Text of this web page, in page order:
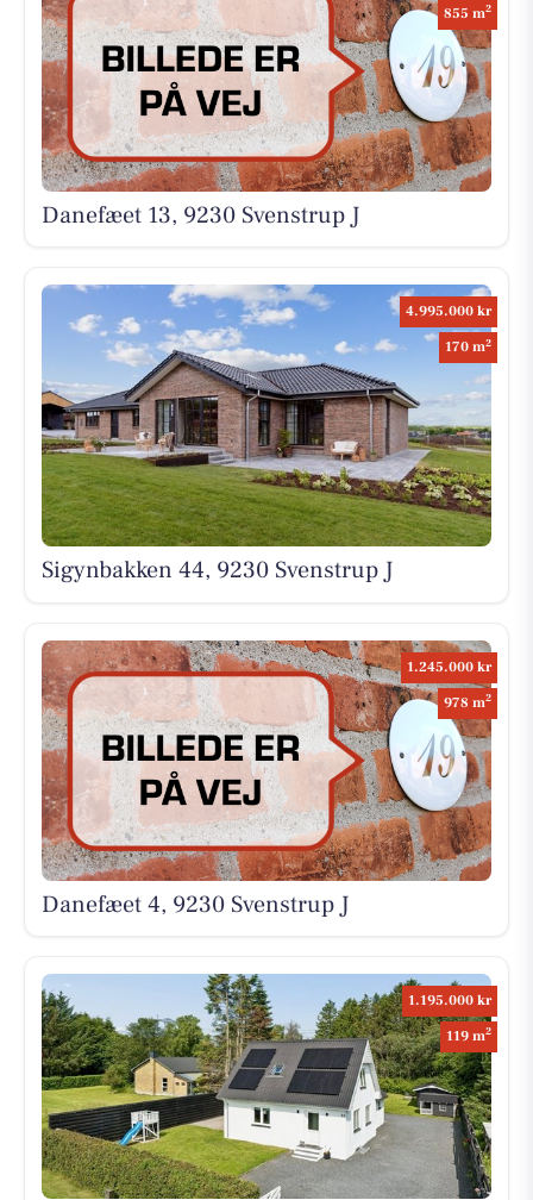
855 m2
Danefæet 13, 9230 Svenstrup J
4.995.000 kr
170 m2
Sigynbakken 44, 9230 Svenstrup J
1.245.000 kr
978 m2
Danefæet 4, 9230 Svenstrup J
1.195.000 kr
119 m2